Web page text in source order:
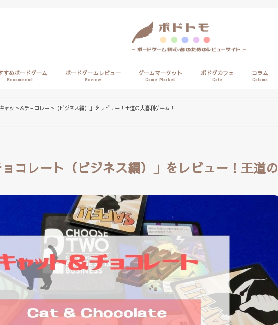
すめボードゲーム
Recommend
ボードゲームレビュー
Review
ゲームマーケット
Game Market
ボドゲカフェ
Cafe
コラム
Column
キャット＆チョコレート（ビジネス編）」をレビュー！王道の大喜利ゲーム！
ョコレート（ビジネス編）」をレビュー！王道の